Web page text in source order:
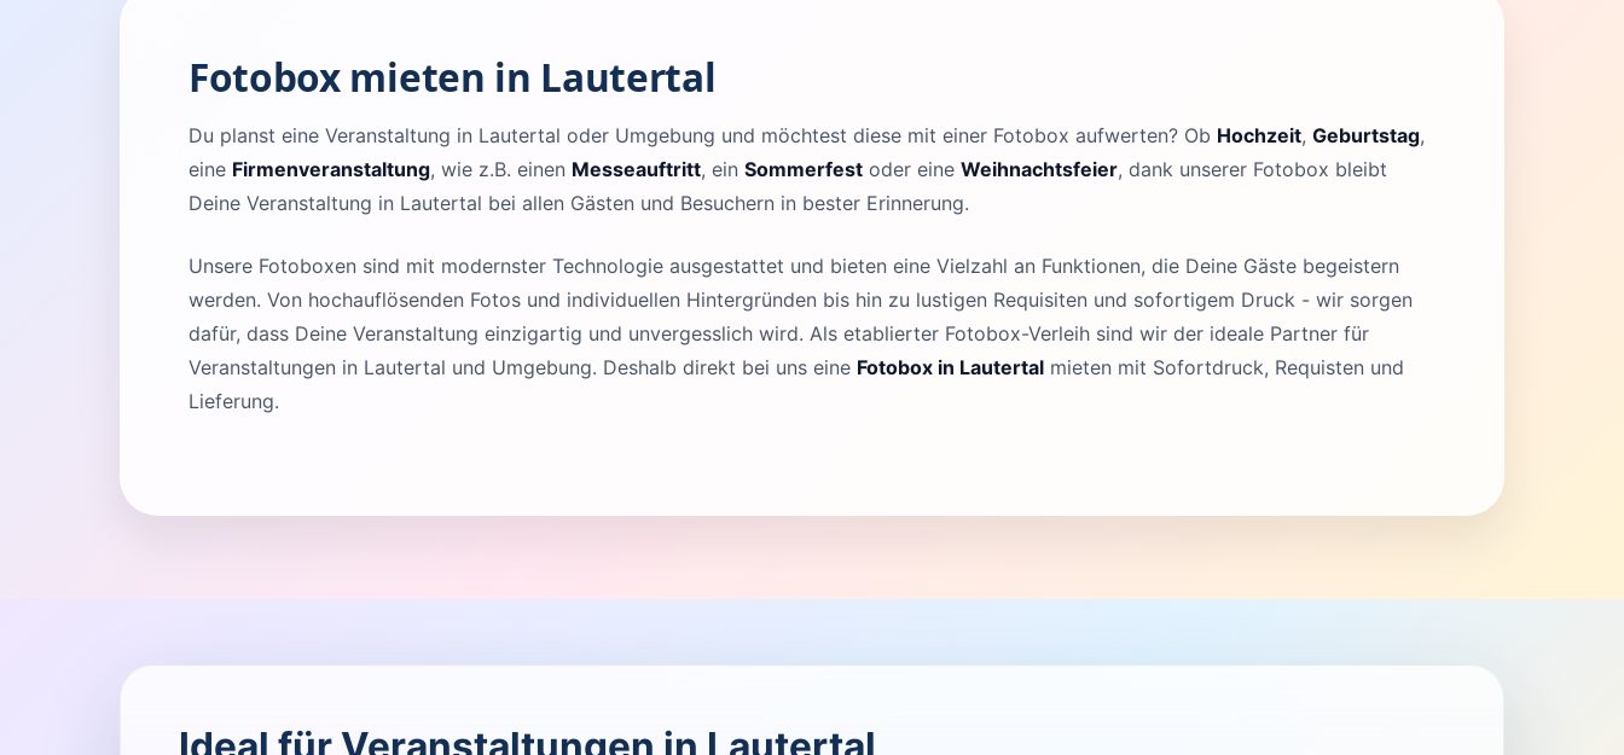
Fotobox mieten in Lautertal
Du planst eine Veranstaltung in Lautertal oder Umgebung und möchtest diese mit einer Fotobox aufwerten? Ob Hochzeit, Geburtstag,
eine Firmenveranstaltung, wie z.B. einen Messeauftritt, ein Sommerfest oder eine Weihnachtsfeier, dank unserer Fotobox bleibt
Deine Veranstaltung in Lautertal bei allen Gästen und Besuchern in bester Erinnerung.
Unsere Fotoboxen sind mit modernster Technologie ausgestattet und bieten eine Vielzahl an Funktionen, die Deine Gäste begeistern
werden. Von hochauflösenden Fotos und individuellen Hintergründen bis hin zu lustigen Requisiten und sofortigem Druck - wir sorgen
dafür, dass Deine Veranstaltung einzigartig und unvergesslich wird. Als etablierter Fotobox-Verleih sind wir der ideale Partner für
Veranstaltungen in Lautertal und Umgebung. Deshalb direkt bei uns eine Fotobox in Lautertal mieten mit Sofortdruck, Requisten und
Lieferung.